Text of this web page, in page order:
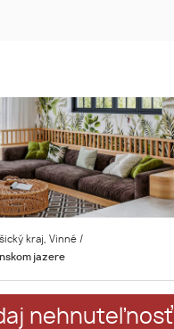
kraj, Vinné /
jazere
nehnuteľnosť